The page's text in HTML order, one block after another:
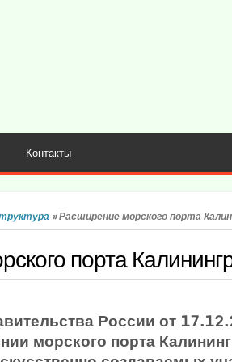
Контакты
»Расширение морского порта
порта
России от
морского порта